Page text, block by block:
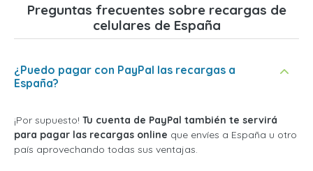
Preguntas frecuentes sobre recargas de
celulares de España
¿Puedo pagar con PayPal las recargas a
España?
¡Por supuesto! Tu cuenta de PayPal también te servirá
para pagar las recargas online que envíes a España u otro
país aprovechando todas sus ventajas.